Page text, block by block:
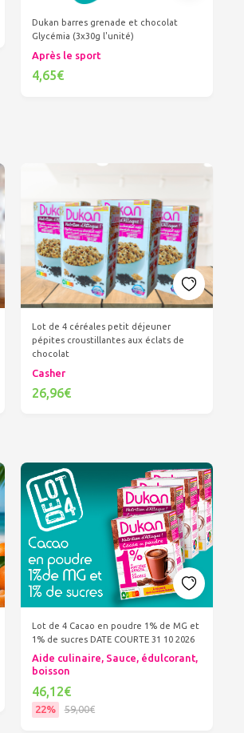
Dukan barres grenade et chocolat
Glycémia (3x30g l'unité)
Après le sport
4,65€
Lot de 4 céréales petit déjeuner
pépites croustillantes aux éclats de
chocolat
Casher
26,96€
Lot de 4 Cacao en poudre 1% de MG et
1% de sucres DATE COURTE 31 10 2026
Aide culinaire, Sauce, édulcorant,
boisson
46,12€
22%
59,00€